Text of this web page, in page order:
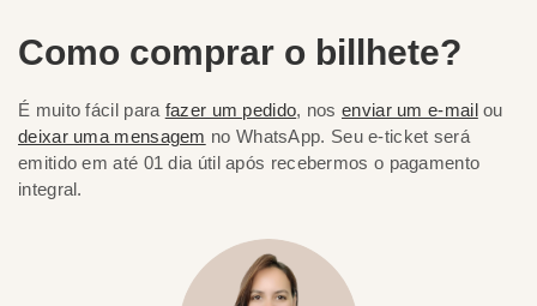
Como comprar o billhete?
É muito fácil para fazer um pedido, nosenviar um e-mailou
deixar uma mensagem no WhatsApp. Seu e-ticket será
emitido em até 01 dia útil após recebermos o pagamento
integral.